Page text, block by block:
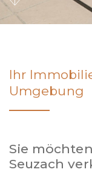
Ihr
Umgebung
Sie
Seuzach